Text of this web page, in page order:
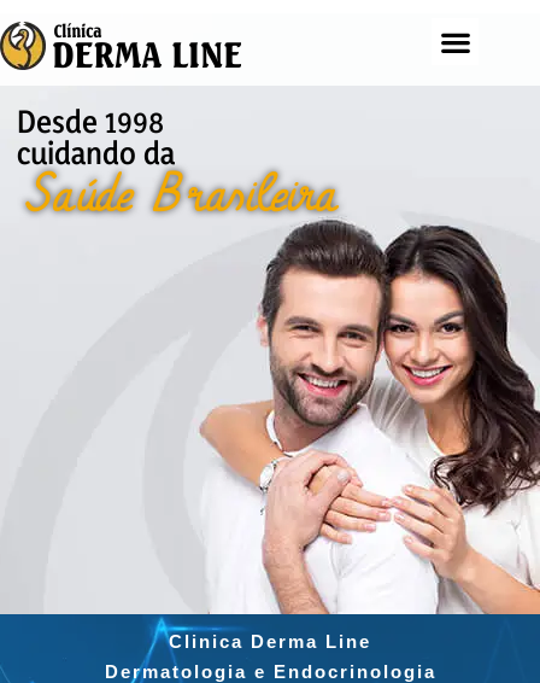
Desde 1998
cuidando da
Saúde Brasileira
Clinica Derma Line
Dermatologia e Endocrinologia